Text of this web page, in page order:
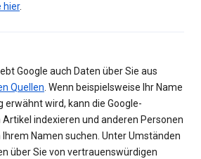
hier.
Google auch Daten über Sie aus
Quellen . Wenn beispielsweise Ihr Name
erwähnt wird, kann die Google-
indexieren und anderen Personen
Namen suchen. Unter Umständen
über Sie von vertrauenswürdigen